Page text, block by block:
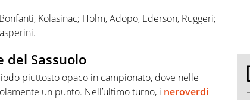
Kolasinac; Holm, Adopo, Ederson, Ruggeri;
del Sassuolo
piuttosto opaco in campionato, dove nelle
un punto. Nell’ultimo turno, i neroverdi